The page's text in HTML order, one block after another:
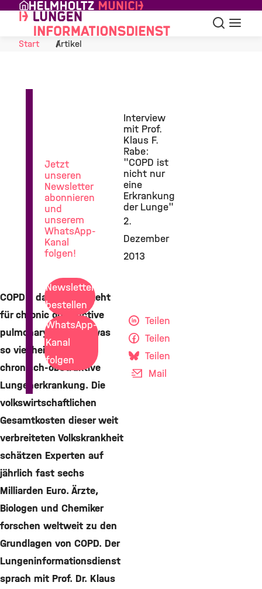
Skip to Content
Suche
Start
Artikel
Interview
mit Prof.
Klaus F.
Rabe:
"COPD ist
nicht nur
eine
Erkrankung
der Lunge"
2.
Dezember
2013
COPD - das Kürzel steht
für chronic obstructive
pulmonary disease, was
so viel heißt wie
chronisch-obstruktive
Lungenerkrankung. Die
volkswirtschaftlichen
Gesamtkosten dieser weit
verbreiteten Volkskrankheit
schätzen Experten auf
jährlich fast sechs
Milliarden Euro. Ärzte,
Biologen und Chemiker
forschen weltweit zu den
Grundlagen von COPD. Der
Lungeninformationsdienst
sprach mit Prof. Dr. Klaus
Teilen
Teilen
Teilen
Mail
Lungenforschung
Jetzt
unseren
Newsletter
abonnieren
und
unserem
WhatsApp-
Kanal
folgen!
Newsletter
bestellen
WhatsApp-
Kanal
folgen